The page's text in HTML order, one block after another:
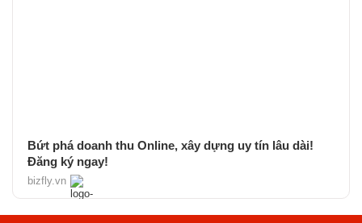
Bứt phá doanh thu Online, xây dựng uy tín lâu dài!
Đăng ký ngay!
bizfly.vn